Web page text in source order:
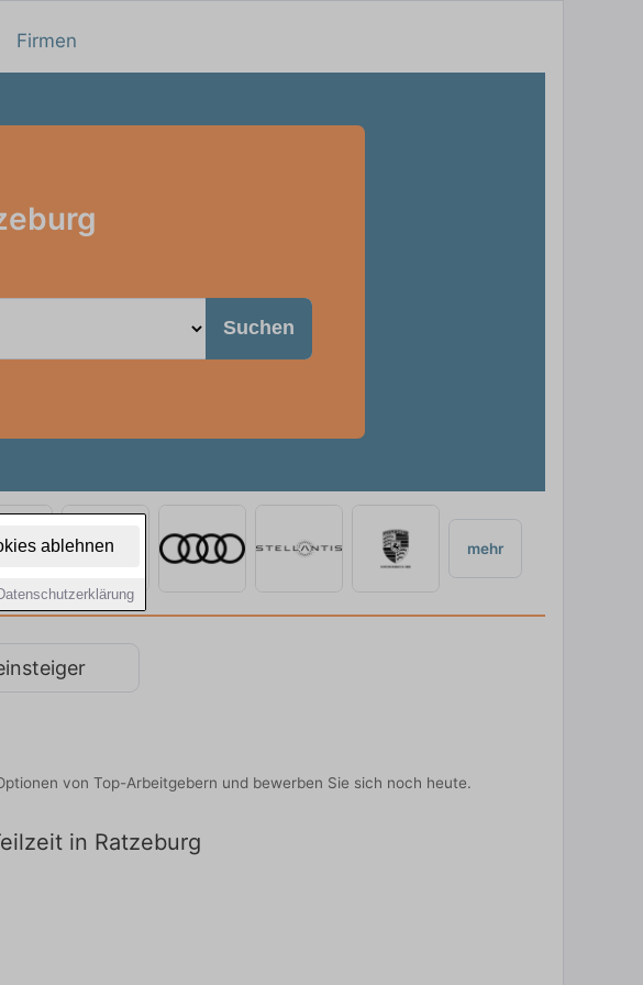
ablehnen
Firmen
Suchen
mehr
von Top-Arbeitgebern und bewerben Sie sich noch heute.
in Ratzeburg